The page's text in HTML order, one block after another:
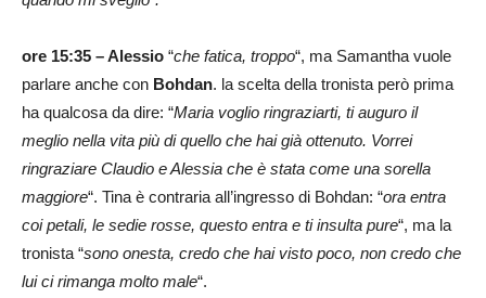
ore 15:35 – Alessio “che fatica, troppo“, ma Samantha vuole
parlare anche con Bohdan. la scelta della tronista però prima
ha qualcosa da dire: “Maria voglio ringraziarti, ti auguro il
meglio nella vita più di quello che hai già ottenuto. Vorrei
ringraziare Claudio e Alessia che è stata come una sorella
maggiore“. Tina è contraria all’ingresso di Bohdan: “ora entra
coi petali, le sedie rosse, questo entra e ti insulta pure“, ma la
tronista “sono onesta, credo che hai visto poco, non credo che
lui ci rimanga molto male“.